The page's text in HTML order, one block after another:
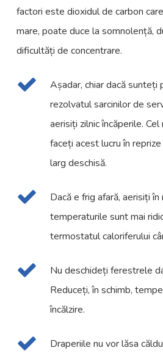
factori este dioxidul de carbon
mare, poate duce la somnolență,
dificultăți de concentrare.
Așadar, chiar dacă sunteți
rezolvatul sarcinilor de
aerisiți zilnic încăperile.
faceți acest lucru în
larg deschisă.
Dacă e frig afară, aerisiți în
temperaturile sunt mai
termostatul caloriferului
Nu deschideți ferestrele
Reduceți, în schimb,
încălzire.
Draperiile nu vor lăsa